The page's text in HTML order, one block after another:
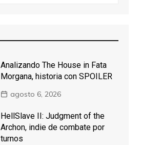
Analizando The House in Fata
Morgana, historia con SPOILER
agosto 6, 2026
HellSlave II: Judgment of the
Archon, indie de combate por
turnos